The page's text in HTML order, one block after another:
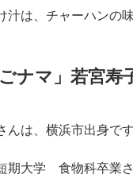
シソ肉巻き」に変わ
ナマ」若宮寿